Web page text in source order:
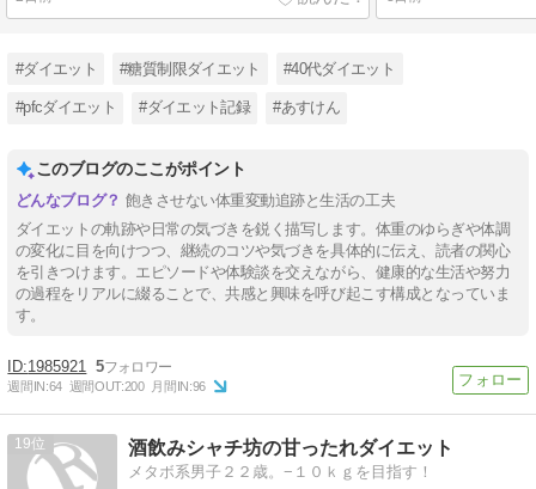
#ダイエット #糖質制限ダイエット #40代ダイエット
#pfcダイエット #ダイエット記録 #あすけん
このブログのここがポイント
飽きさせない体重変動追跡と生活の工夫
ダイエットの軌跡や日常の気づきを鋭く描写します。体重のゆらぎや体調
の変化に目を向けつつ、継続のコツや気づきを具体的に伝え、読者の関心
を引きつけます。エピソードや体験談を交えながら、健康的な生活や努力
の過程をリアルに綴ることで、共感と興味を呼び起こす構成となっていま
す。
1985921 5
週間IN:64 週間OUT:200 月間IN:96
19 酒飲みシャチ坊の甘ったれダイエット
メタボ系男子２２歳。−１０ｋｇを目指す！